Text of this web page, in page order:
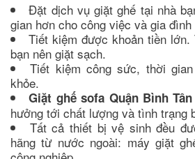
Đặt dịch vụ giặt ghế tại nhà
gian hơn cho công việc và gia đình
Tiết kiệm được khoản tiền
bạn nên giặt sạch.
Tiết kiệm công sức, thời
khỏe.
Giặt ghế sofa Quận Bình Tân
hưởng tới chất lượng và tình trạng
Tất cả thiết bị vệ sinh đều
hãng từ nước ngoài: máy giặt